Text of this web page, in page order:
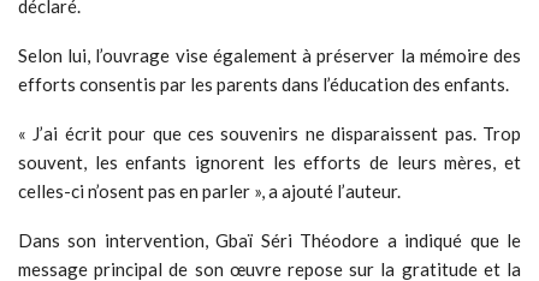
déclaré.
Selon lui, l’ouvrage vise également à préserver la mémoire des
efforts consentis par les parents dans l’éducation des enfants.
« J’ai écrit pour que ces souvenirs ne disparaissent pas. Trop
souvent, les enfants ignorent les efforts de leurs mères, et
celles-ci n’osent pas en parler », a ajouté l’auteur.
Dans son intervention, Gbaï Séri Théodore a indiqué que le
message principal de son œuvre repose sur la gratitude et la